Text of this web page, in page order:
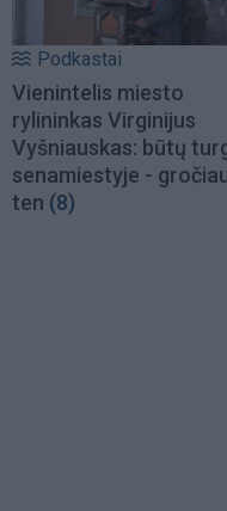
Podkastai
Vienintelis miesto
rylininkas Virginijus
Vyšniauskas: būtų
senamiestyje -
ten (8)